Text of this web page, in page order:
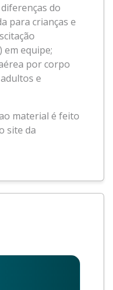
do
para crianças e
em equipe;
por corpo
e
material é feito
site da